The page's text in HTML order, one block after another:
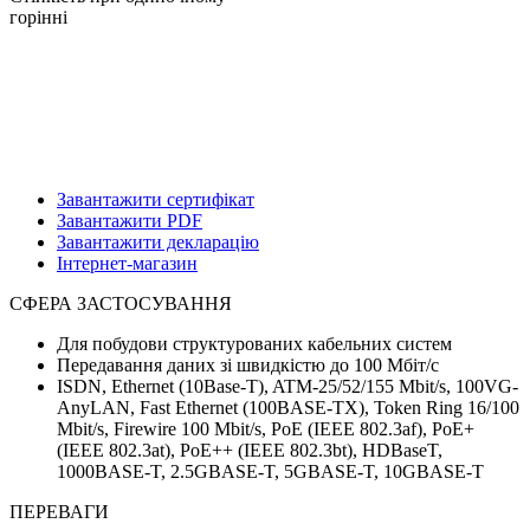
горінні
Завантажити сертифікат
Завантажити PDF
Завантажити декларацію
Інтернет-магазин
СФЕРА ЗАСТОСУВАННЯ
Для побудови структурованих кабельних систем
Передавання даних зі швидкістю до 100 Мбіт/с
ISDN, Ethernet (10Base-T), ATM-25/52/155 Mbit/s, 100VG-
AnyLAN, Fast Ethernet (100BASE-TX), Token Ring 16/100
Mbit/s, Firewire 100 Mbit/s, PoE (IEEE 802.3af), PoE+
(IEEE 802.3at), PoE++ (IEEE 802.3bt), HDBaseT,
1000BASE-T, 2.5GBASE-T, 5GBASE-T, 10GBASE-T
ПЕРЕВАГИ